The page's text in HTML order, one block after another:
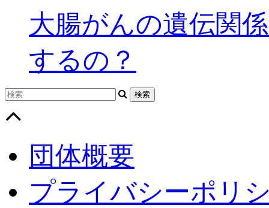
大腸がんの遺伝関
するの？
団体概要
プライバシーポリ